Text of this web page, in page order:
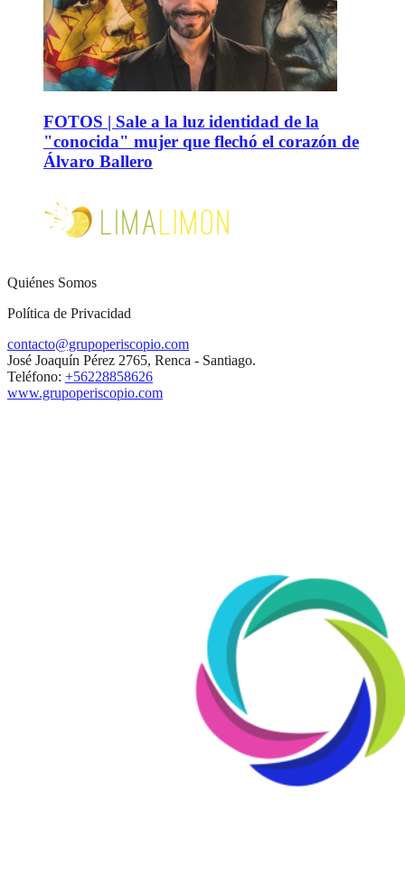
FOTOS | Sale a la luz identidad de la
"conocida" mujer que flechó el corazón de
Álvaro Ballero
Quiénes Somos
Política de Privacidad
contacto@grupoperiscopio.com
José Joaquín Pérez 2765, Renca - Santiago.
Teléfono: +56228858626
www.grupoperiscopio.com